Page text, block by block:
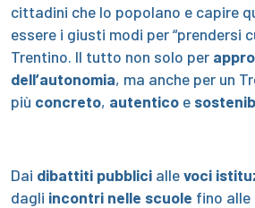
cittadini che lo popolano e capire
essere i giusti modi per “prendersi
Trentino. Il tutto non solo per
dell’autonomia, ma anche per un
più concreto, autentico e
Dai dibattiti pubblici allevoci
dagli incontri nelle scuole fino alle